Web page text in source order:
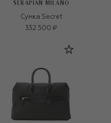
SERAPIAN MILANO
Сумка Secret
332 500 ₽